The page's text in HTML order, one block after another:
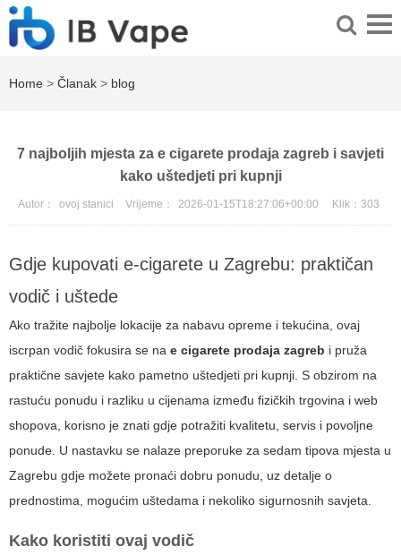
Home > Članak > blog
7 najboljih mjesta za e cigarete prodaja zagreb i savjeti
kako uštedjeti pri kupnji
Autor： ovoj stanici Vrijeme： 2026-01-15T18:27:06+00:00 Klik： 303
Gdje kupovati e-cigarete u Zagrebu: praktičan
vodič i uštede
Ako tražite najbolje lokacije za nabavu opreme i tekućina, ovaj
iscrpan vodič fokusira se na e cigarete prodaja zagreb i pruža
praktične savjete kako pametno uštedjeti pri kupnji. S obzirom na
rastuću ponudu i razliku u cijenama između fizičkih trgovina i web
shopova, korisno je znati gdje potražiti kvalitetu, servis i povoljne
ponude. U nastavku se nalaze preporuke za sedam tipova mjesta u
Zagrebu gdje možete pronaći dobru ponudu, uz detalje o
prednostima, mogućim uštedama i nekoliko sigurnosnih savjeta.
Kako koristiti ovaj vodič